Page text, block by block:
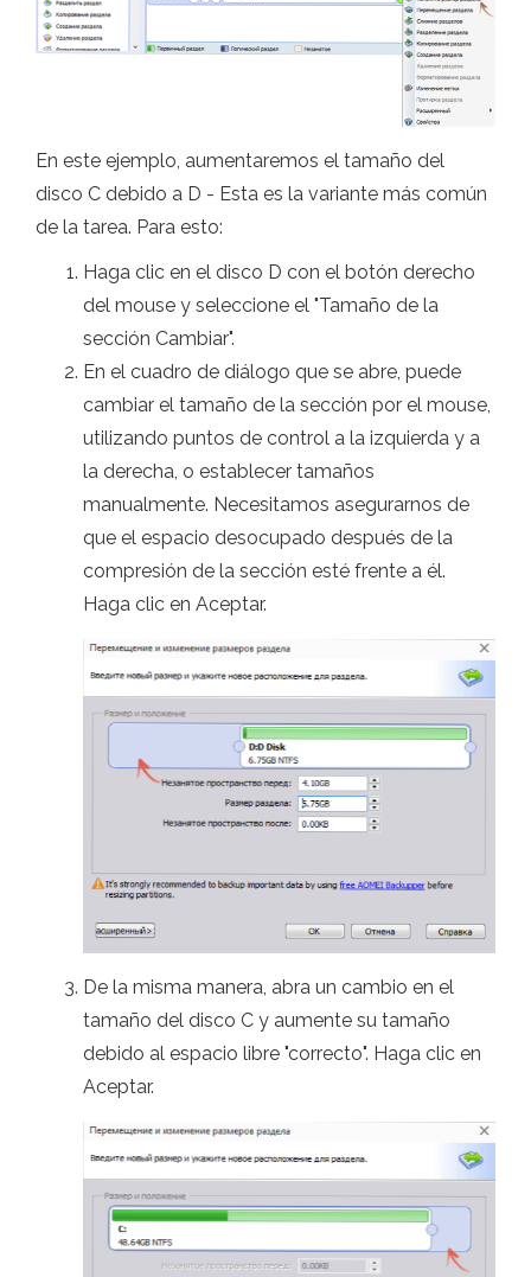
En este ejemplo, aumentaremos el tamaño del
disco C debido a D - Esta es la variante más común
de la tarea. Para esto:
Haga clic en el disco D con el botón derecho
del mouse y seleccione el "Tamaño de la
sección Cambiar".
En el cuadro de diálogo que se abre, puede
cambiar el tamaño de la sección por el mouse,
utilizando puntos de control a la izquierda y a
la derecha, o establecer tamaños
manualmente. Necesitamos asegurarnos de
que el espacio desocupado después de la
compresión de la sección esté frente a él.
Haga clic en Aceptar.
De la misma manera, abra un cambio en el
tamaño del disco C y aumente su tamaño
debido al espacio libre "correcto". Haga clic en
Aceptar.